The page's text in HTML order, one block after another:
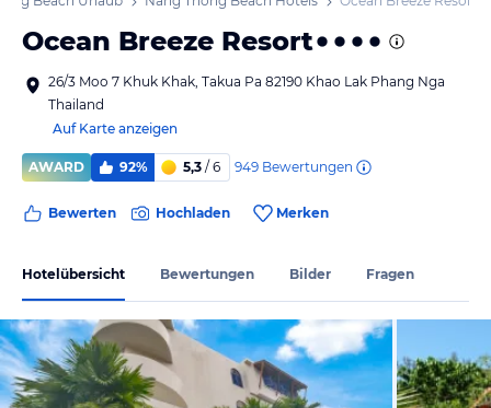
Ocean Breeze Resort
26/3 Moo 7 Khuk Khak, Takua Pa 82190 Khao Lak Phang Nga
Thailand
Auf Karte anzeigen
AWARD 92% 5,3 / 6 949 Bewertungen
Bewerten Hochladen Merken
Hotelübersicht Bewertungen Bilder Fragen